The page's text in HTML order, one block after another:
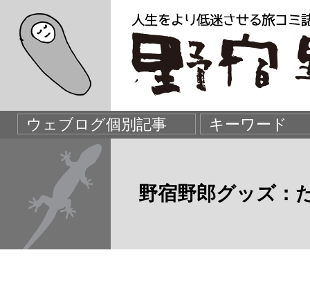
野宿野郎グッズ：